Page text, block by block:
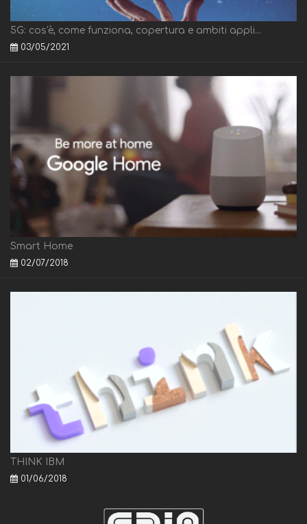
5G: cos'è, come funziona, copertura e ambiti appli...
03/05/2021
Smart Home
02/07/2018
THINK IBM
01/06/2018